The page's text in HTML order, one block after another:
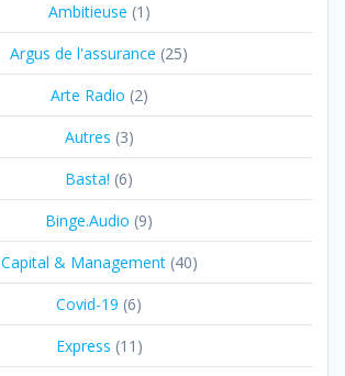
Ambitieuse (1)
Argus de l'assurance (25)
Arte Radio (2)
Autres (3)
Basta! (6)
Binge.Audio (9)
Capital & Management(40)
Covid-19 (6)
Express (11)